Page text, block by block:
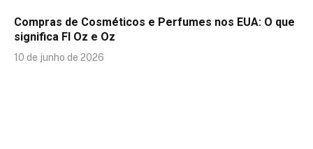
Compras de Cosméticos e Perfumes nos EUA: O que
significa Fl Oz e Oz
10 de junho de 2026